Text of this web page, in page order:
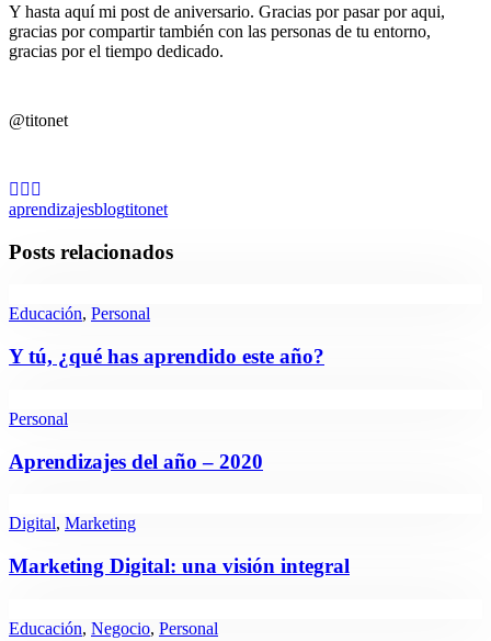
Y hasta aquí mi post de aniversario. Gracias por pasar por aqui,
gracias por compartir también con las personas de tu entorno,
gracias por el tiempo dedicado.
@titonet
aprendizajesblogtitonet
Posts relacionados
Educación, Personal
Y tú, ¿qué has aprendido este año?
Personal
Aprendizajes del año – 2020
Digital, Marketing
Marketing Digital: una visión integral
Educación, Negocio, Personal